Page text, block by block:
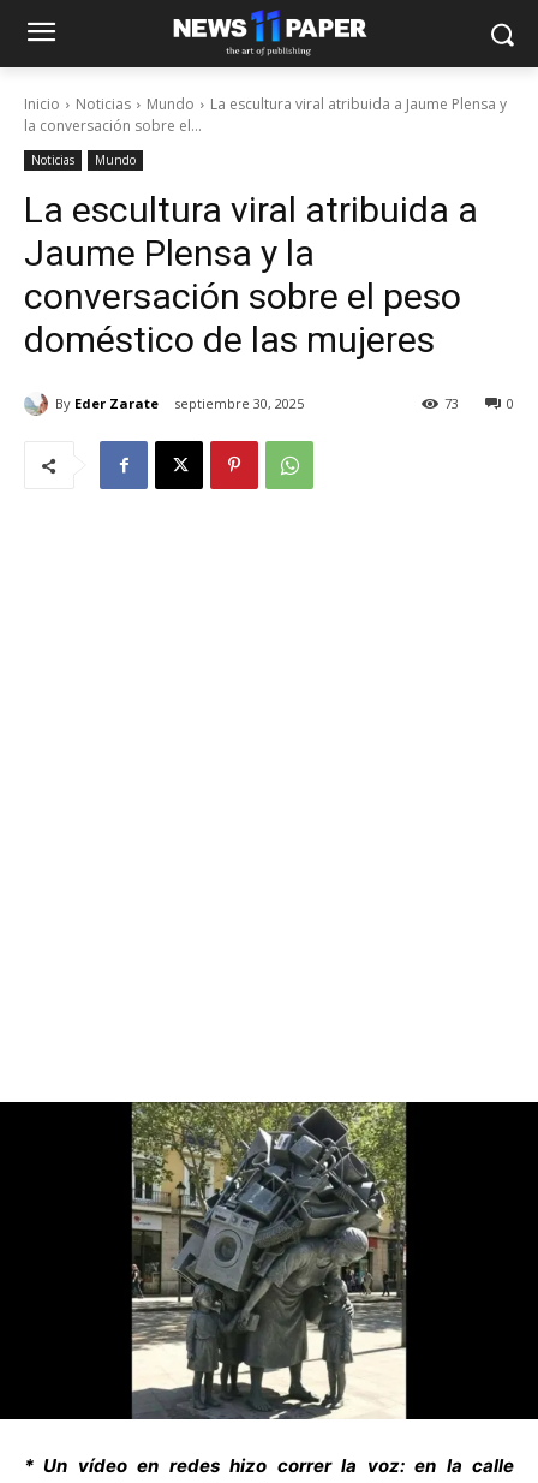
Inicio Noticias Mundo
La escultura viral atribuida a Jaume Plensa y
la conversación sobre el...
Noticias Mundo
La escultura viral atribuida a
Jaume Plensa y la
conversación sobre el peso
doméstico de las mujeres
By Eder Zarate septiembre 30, 2025 0
73
* Un vídeo en redes hizo correr la voz: en la calle